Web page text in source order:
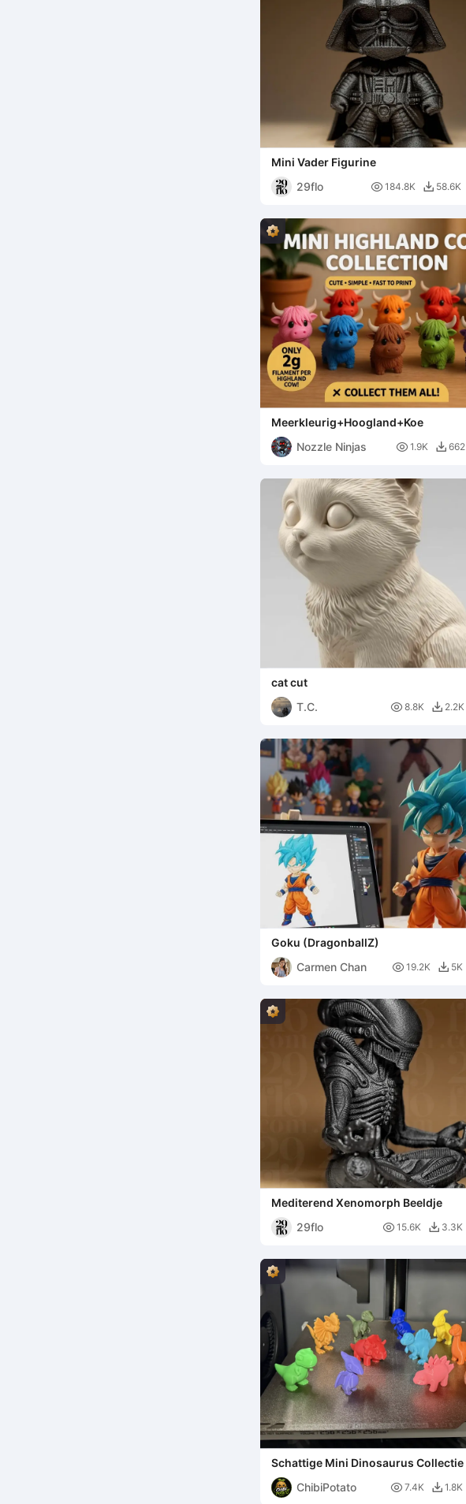
Mini Vader Figurine
29flo
 184.8K  58.6K
Meerkleurig+Hoogland+Koe
Nozzle Ninjas
 1.9K  662
cat cut
T.C.
 8.8K  2.2K
Goku (DragonballZ)
Carmen Chan
 19.2K  5K
Mediterend Xenomorph Beeldje
29flo
 15.6K  3.3K
Schattige Mini Dinosaurus Collectie
ChibiPotato
 7.4K  1.8K